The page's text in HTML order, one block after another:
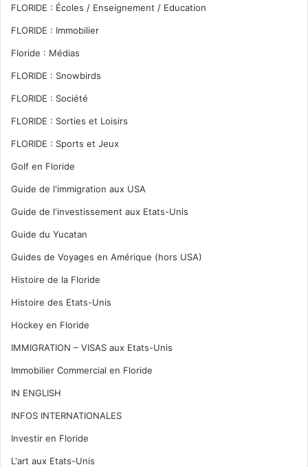
FLORIDE : Écoles / Enseignement / Education
FLORIDE : Immobilier
Floride : Médias
FLORIDE : Snowbirds
FLORIDE : Société
FLORIDE : Sorties et Loisirs
FLORIDE : Sports et Jeux
Golf en Floride
Guide de l'immigration aux USA
Guide de l'investissement aux Etats-Unis
Guide du Yucatan
Guides de Voyages en Amérique (hors USA)
Histoire de la Floride
Histoire des Etats-Unis
Hockey en Floride
IMMIGRATION – VISAS aux Etats-Unis
Immobilier Commercial en Floride
IN ENGLISH
INFOS INTERNATIONALES
Investir en Floride
L'art aux Etats-Unis